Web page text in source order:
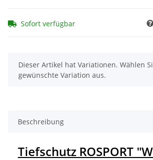
Sofort verfügbar
x
Dieser Artikel hat Variationen. Wählen
gewünschte Variation aus.
Beschreibung
Tiefschutz ROSPORT